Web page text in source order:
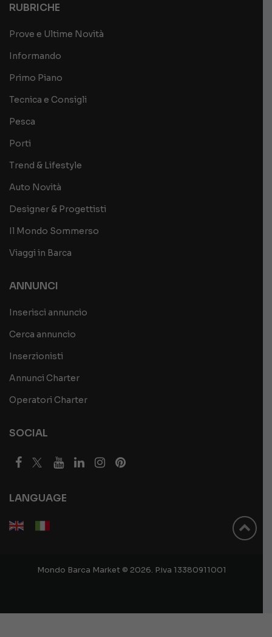
RUBRICHE
Prove e Ultime Novità
Informando
Primo Piano
Tecnica e Consigli
Pesca
Porti
Trend & Lifestyle
Auto Novità
Designer & Progettisti
Il Mondo Sommerso
Viaggi in Barca
ANNUNCI
Inserisci annuncio
Cerca annuncio
Inserzionisti
Annunci Charter
Operatori Charter
SOCIAL
LANGUAGE
Mondo Barca Market © 2026. P.iva 13380911001